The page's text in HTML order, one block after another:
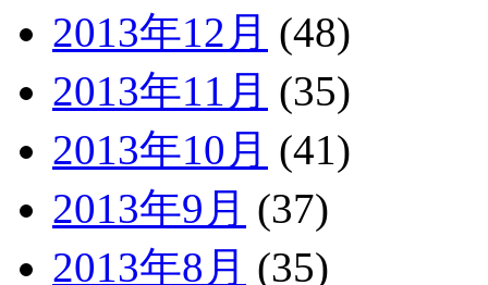
2013年12月 (48)
2013年11月 (35)
2013年10月 (41)
2013年9月 (37)
2013年8月 (35)